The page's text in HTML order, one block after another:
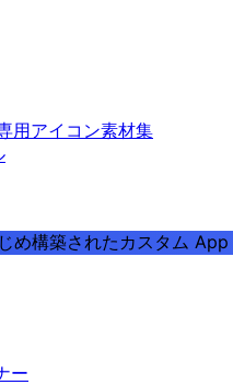
用アイコン素材集
め構築されたカスタム
ー